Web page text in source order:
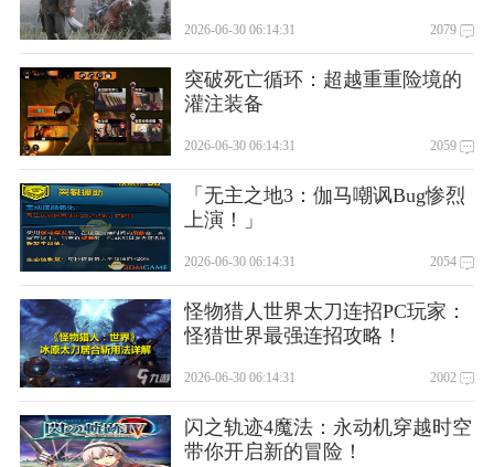
2026-06-30 06:14:31 2079
突破死亡循环：超越重重险境的
灌注装备
2026-06-30 06:14:31 2059
「无主之地3：伽马嘲讽Bug惨烈
上演！」
2026-06-30 06:14:31 2054
怪物猎人世界太刀连招PC玩家：
怪猎世界最强连招攻略！
2026-06-30 06:14:31 2002
闪之轨迹4魔法：永动机穿越时空
带你开启新的冒险！